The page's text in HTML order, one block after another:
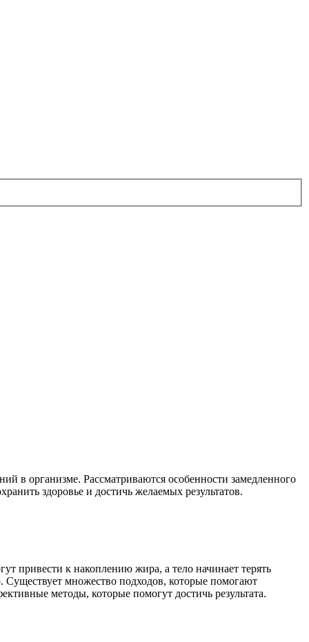
в организме. Рассматриваются особенности замедленного
здоровье и достичь желаемых результатов.
привести к накоплению жира, а тело начинает терять
множество подходов, которые помогают
методы, которые помогут достичь результата.